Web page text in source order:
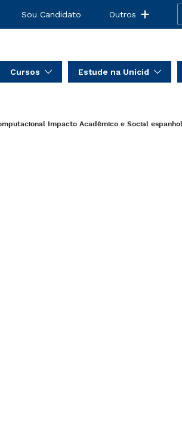
Sou Candidato Outros
Cursos Estude na Unicid
Impacto Acadêmico e Social espanhol